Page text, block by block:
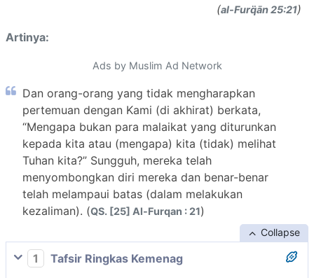
(al-Furq̈ān 25:21)
Artinya:
Ads by Muslim Ad Network
Dan orang-orang yang tidak mengharapkan
pertemuan dengan Kami (di akhirat) berkata,
“Mengapa bukan para malaikat yang diturunkan
kepada kita atau (mengapa) kita (tidak) melihat
Tuhan kita?” Sungguh, mereka telah
menyombongkan diri mereka dan benar-benar
telah melampaui batas (dalam melakukan
kezaliman). (QS. [25] Al-Furqan : 21)
Collapse
1
Tafsir Ringkas Kemenag